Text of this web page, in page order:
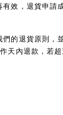
效，退貨申請
的退貨原則，
天內退款，若超